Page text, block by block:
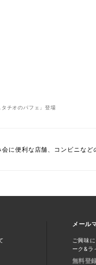
チオのパフェ」登場
に便利な店舗、コンビニなど
メール
ご興味
ーク&ラ
無料登